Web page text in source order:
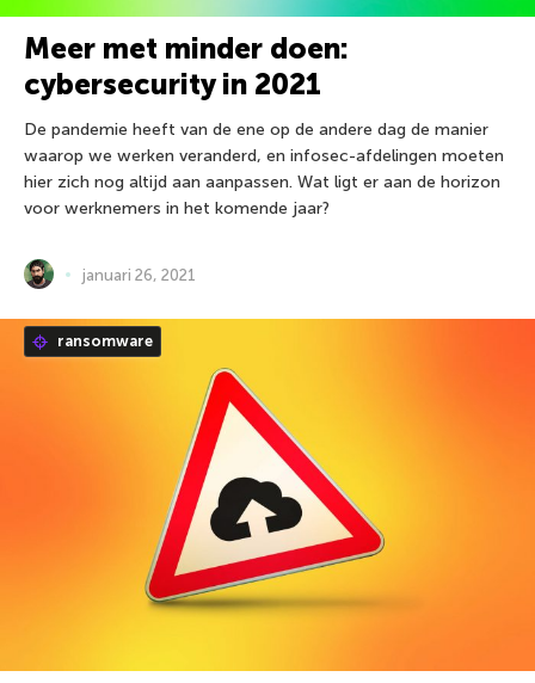
Meer met minder doen:
cybersecurity in 2021
De pandemie heeft van de ene op de andere dag de manier
waarop we werken veranderd, en infosec-afdelingen moeten
hier zich nog altijd aan aanpassen. Wat ligt er aan de horizon
voor werknemers in het komende jaar?
januari 26, 2021
ransomware